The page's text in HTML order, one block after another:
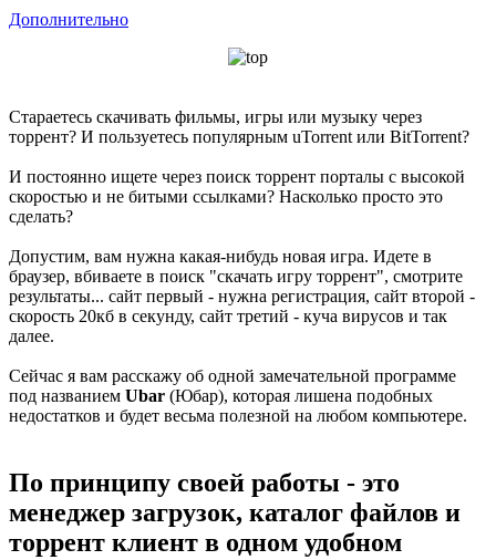
Дополнительно
Стараетесь скачивать фильмы, игры или музыку через
торрент? И пользуетесь популярным uTorrent или BitTorrent?
И постоянно ищете через поиск торрент порталы с высокой
скоростью и не битыми ссылками? Насколько просто это
сделать?
Допустим, вам нужна какая-нибудь новая игра. Идете в
браузер, вбиваете в поиск "скачать игру торрент", смотрите
результаты... сайт первый - нужна регистрация, сайт второй -
скорость 20кб в секунду, сайт третий - куча вирусов и так
далее.
Сейчас я вам расскажу об одной замечательной программе
под названием Ubar (Юбар), которая лишена подобных
недостатков и будет весьма полезной на любом компьютере.
По принципу своей работы - это
менеджер загрузок, каталог файлов и
торрент клиент в одном удобном